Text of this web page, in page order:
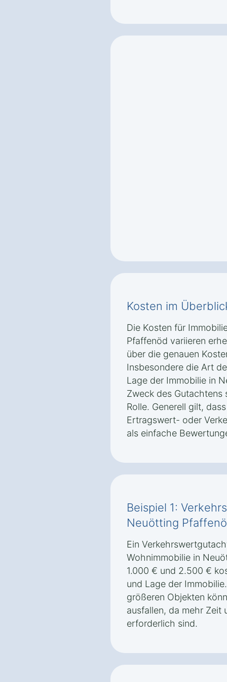
Kosten im
Die Kosten für
Pfaffenöd variieren
über die genauen
Insbesondere die Art
Lage der Immobilie in
Zweck des Gutachtens
Rolle. Generell gilt,
Ertragswert- oder
als einfache
Beispiel 1:
Neuötting
Ein
Wohnimmobilie in
1.000 € und 2.500 €
und Lage der
größeren Objekten
ausfallen, da mehr Zeit
erforderlich sind.